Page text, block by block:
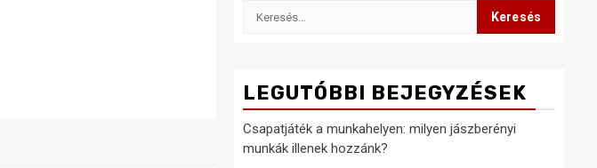
Keresés:
LEGUTÓBBI BEJEGYZÉSEK
Csapatjáték a munkahelyen: milyen jászberényi
munkák illenek hozzánk?